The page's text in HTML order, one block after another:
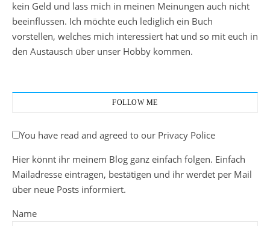
kein Geld und lass mich in meinen Meinungen auch nicht
beeinflussen. Ich möchte euch lediglich ein Buch
vorstellen, welches mich interessiert hat und so mit euch in
den Austausch über unser Hobby kommen.
FOLLOW ME
You have read and agreed to our Privacy Police
Hier könnt ihr meinem Blog ganz einfach folgen. Einfach
Mailadresse eintragen, bestätigen und ihr werdet per Mail
über neue Posts informiert.
Name